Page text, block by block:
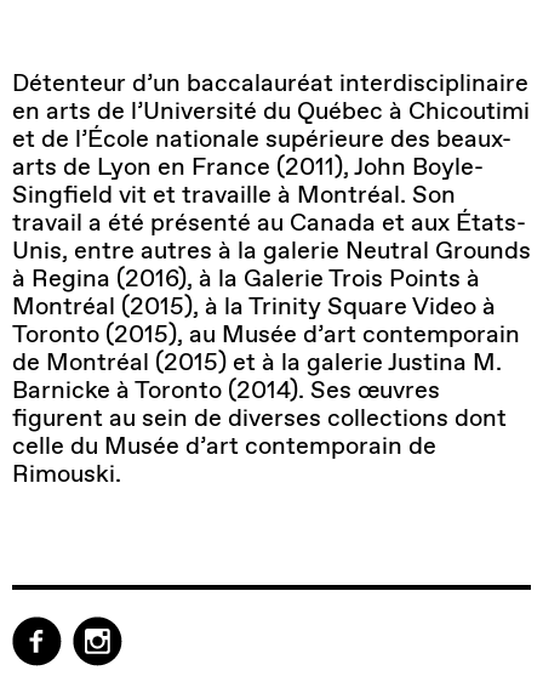
Détenteur d’un baccalauréat interdisciplinaire
en arts de l’Université du Québec à Chicoutimi
et de l’École nationale supérieure des beaux-
arts de Lyon en France (2011), John Boyle-
Singfield vit et travaille à Montréal. Son
travail a été présenté au Canada et aux États-
Unis, entre autres à la galerie Neutral Grounds
à Regina (2016), à la Galerie Trois Points à
Montréal (2015), à la Trinity Square Video à
Toronto (2015), au Musée d’art contemporain
de Montréal (2015) et à la galerie Justina M.
Barnicke à Toronto (2014). Ses œuvres
figurent au sein de diverses collections dont
celle du Musée d’art contemporain de
Rimouski.